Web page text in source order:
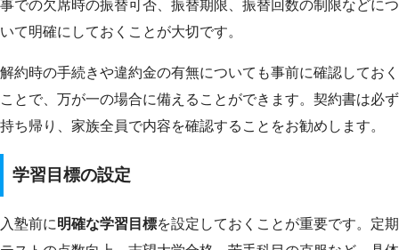
事での欠席時の振替可否、振替期限、振替回数の制限などにつ
いて明確にしておくことが大切です。
解約時の手続きや違約金の有無についても事前に確認しておく
ことで、万が一の場合に備えることができます。契約書は必ず
持ち帰り、家族全員で内容を確認することをお勧めします。
学習目標の設定
入塾前に明確な学習目標を設定しておくことが重要です。定期